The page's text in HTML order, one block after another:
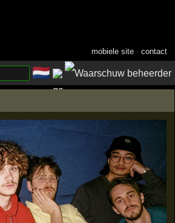
mobiele site ·contact
🇳🇱